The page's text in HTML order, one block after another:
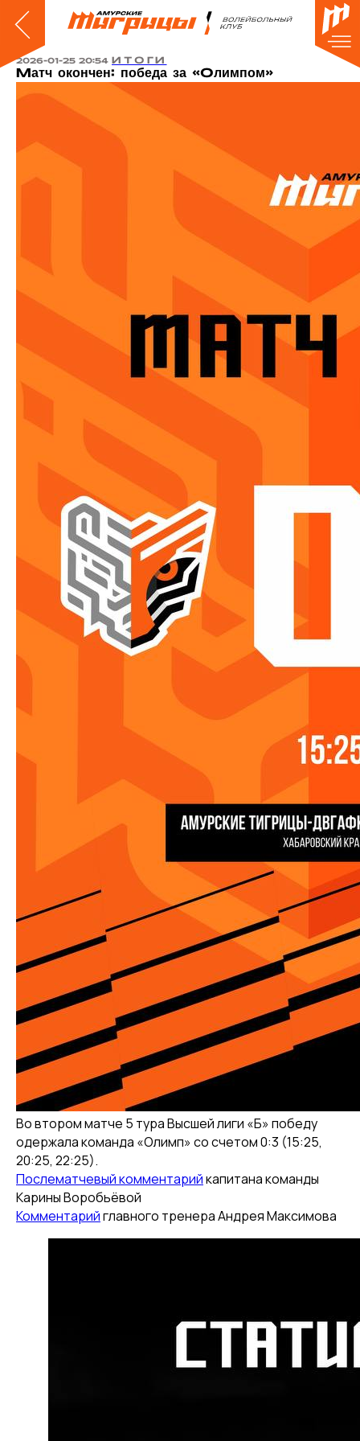
2026-01-25 20:54 ИТОГИ
Матч окончен: победа за «Олимпом»
Во втором матче 5 тура Высшей лиги «Б» победу
одержала команда «Олимп» со счетом 0:3 (15:25,
20:25, 22:25).
Послематчевый комментарийкапитана команды
Карины Воробьёвой
Комментарийглавного тренера Андрея Максимова